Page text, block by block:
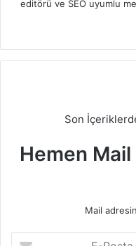
editörü ve SEO uyumlu
Son
Hemen
Mail